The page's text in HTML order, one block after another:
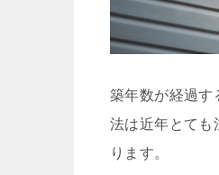
築年数が経過す
法は近年とても
ります。